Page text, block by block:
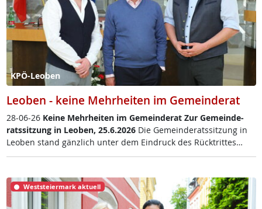
KPÖ-Leoben
Leoben - keine Mehrheiten im Gemeinderat
28-06-26 Kei­ne Mehr­hei­ten im Ge­mein­de­rat Zur Ge­mein­de­
rats­sit­zung in Leo­ben, 25.6.2026Die Ge­mein­de­rats­sit­zung in
Leo­ben stand gänz­lich un­ter dem Ein­druck des Rück­trit­tes…
Weststeiermark aktuell